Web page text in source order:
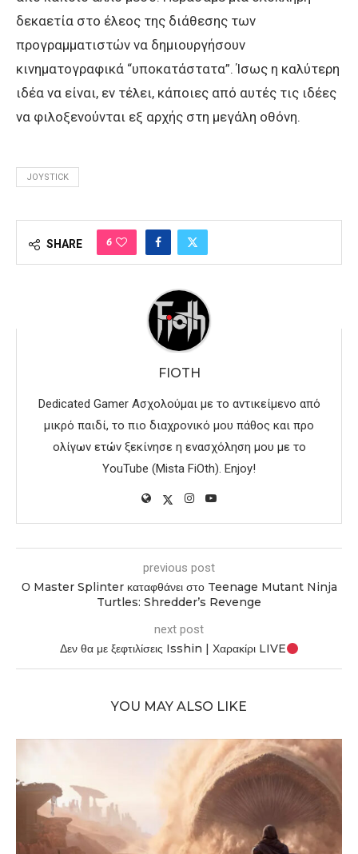
δεκαετία στο έλεος της διάθεσης των
προγραμματιστών να δημιουργήσουν
κινηματογραφικά “υποκατάστατα”. Ίσως η καλύτερη
ιδέα να είναι, εν τέλει, κάποιες από αυτές τις ιδέες
να φιλοξενούνται εξ αρχής στη μεγάλη οθόνη.
JOYSTICK
SHARE 6
FIOTH
Dedicated Gamer Ασχολούμαι με το αντικείμενο από
μικρό παιδί, το πιο διαχρονικό μου πάθος και προ
ολίγων ετών ξεκίνησε η ενασχόληση μου με το
YouTube (Mista FiOth). Enjoy!
previous post
Ο Master Splinter καταφθάνει στο Teenage Mutant Ninja
Turtles: Shredder’s Revenge
next post
Δεν θα με ξεφτιλίσεις Isshin | Χαρακίρι LIVE
YOU MAY ALSO LIKE